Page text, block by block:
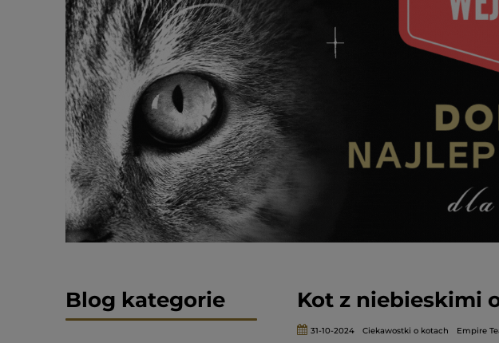
Blog kategorie Kot z niebieskimi
31-10-2024 Ciekawostki o kotach Empire